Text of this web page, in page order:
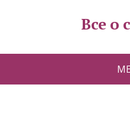
Все о